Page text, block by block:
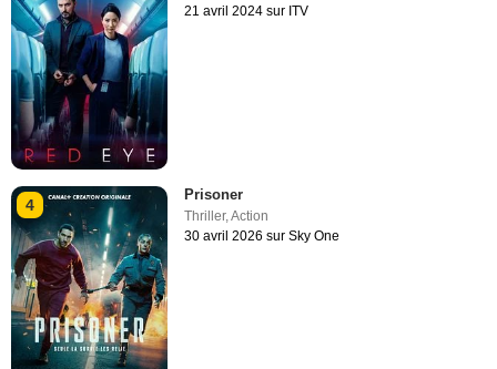
21 avril 2024 sur ITV
4
Prisoner
Thriller,Action
30 avril 2026 sur Sky One